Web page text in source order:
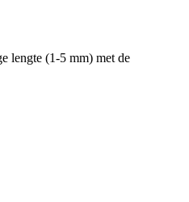
lengte (1-5 mm) met de